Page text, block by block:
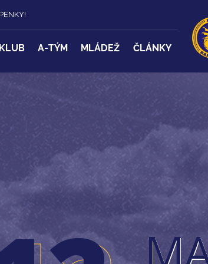
KLUB A-TÝM MLÁDEŽ ČLÁNKY